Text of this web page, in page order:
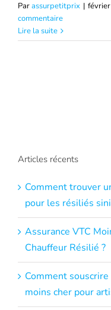
Parassurpetitprix |
commentaire
Lire la suite
Articles récents
Comment trouver
pour les résiliés
Assurance VTC
Chauffeur Résilié ?
Comment
moins cher pour